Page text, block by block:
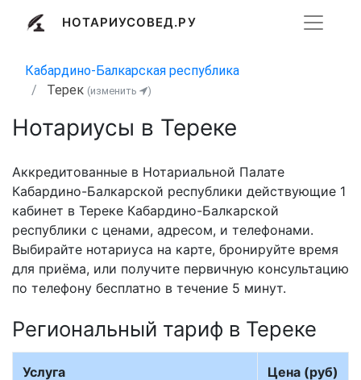
НОТАРИУСОВЕД.РУ
Кабардино-Балкарская республика
Терек (изменить )
Нотариусы в Тереке
Аккредитованные в Нотариальной Палате
Кабардино-Балкарской республики действующие 1
кабинет в Тереке Кабардино-Балкарской
республики с ценами, адресом, и телефонами.
Выбирайте нотариуса на карте, бронируйте время
для приёма, или получите первичную консультацию
по телефону бесплатно в течение 5 минут.
Региональный тариф в Тереке
Услуга Цена (руб)